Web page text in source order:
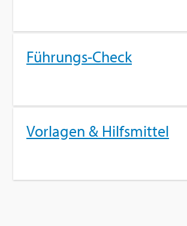
Füh­rungs-Check
Vor­la­gen & Hilfs­mit­tel